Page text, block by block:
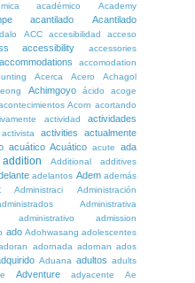
académico
Academy
acantilado Acantilado
ACC accesibilidad acceso
accessibility accessories
accommodations
accomodation
Acerca Acero Achagol
Achimgoyo ácido
acoge
Acorn acortando
actividad actividades
activista activities actualmente
acuático Acuático acute ada
addition Additional additives
adelantos Adem además
Administraci Administración
Administrativa
administrativo
admission
ado Adohwasang adolescentes
adornada adornan ados
Aduana adultos adults
Adventure adyacente
Ae